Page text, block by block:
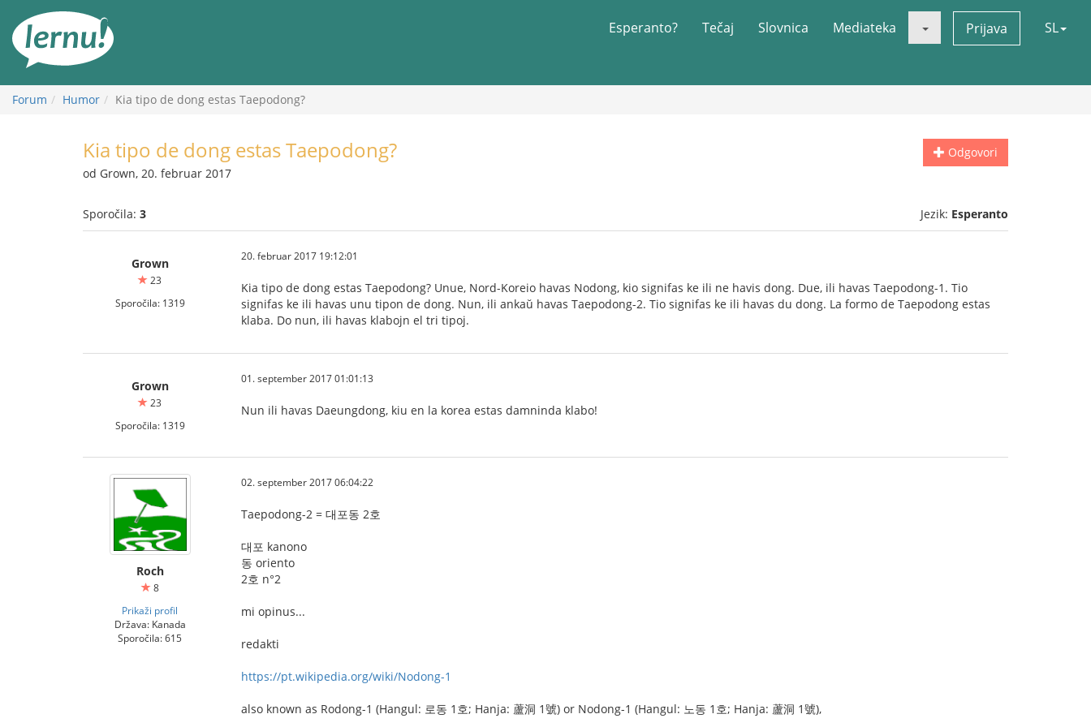
vsebini
Esperanto? Tečaj Slovnica Mediateka Prijava SL
Forum Humor Kia tipo de dong estas Taepodong?
Odgovori
Kia tipo de dong estas Taepodong?
od Grown, 20. februar 2017
Sporočila: 3 Jezik: Esperanto
Grown
23
Sporočila: 1319
20. februar 2017 19:12:01
Kia tipo de dong estas Taepodong? Unue, Nord-Koreio havas Nodong, kio signifas ke ili ne havis dong. Due, ili havas Taepodong-1. Tio
signifas ke ili havas unu tipon de dong. Nun, ili ankaŭ havas Taepodong-2. Tio signifas ke ili havas du dong. La formo de Taepodong estas
klaba. Do nun, ili havas klabojn el tri tipoj.
Grown
23
Sporočila: 1319
01. september 2017 01:01:13
Nun ili havas Daeungdong, kiu en la korea estas damninda klabo!
Roch
8
Prikaži profil
Država: Kanada
Sporočila: 615
02. september 2017 06:04:22
Taepodong-2 = 대포동 2호
대포 kanono
동 oriento
2호 n°2
mi opinus...
redakti
https://pt.wikipedia.org/wiki/Nodong-1
also known as Rodong-1 (Hangul: 로동 1호; Hanja: 蘆洞 1號) or Nodong-1 (Hangul: 노동 1호; Hanja: 蘆洞 1號),